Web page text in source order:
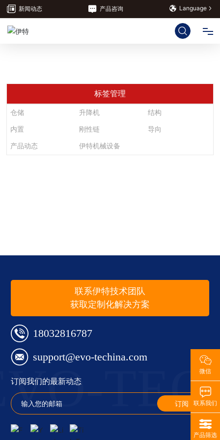
新闻动态 产品咨询 Language
解决方案
服务支持
标签管理
仓储 升降机 结构
内置 刚性链 导向
产品动态 伊特机械设备
联系伊特技术团队
获取定制化解决方案
18032816787
support@evo-techina.com
订阅我们的最新动态
订阅
微信
联系我们
产品筛选